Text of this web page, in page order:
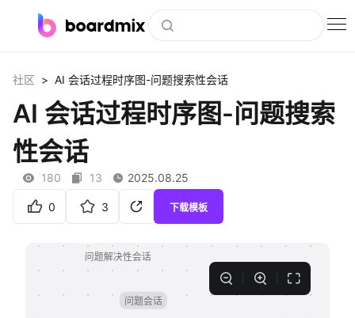
社区资源
会员
企业服务
客户案例
社区 > AI 会话过程时序图-问题搜索性会话
AI 会话过程时序图-问题搜索
性会话
180 13 2025.08.25
0 3 下载模板